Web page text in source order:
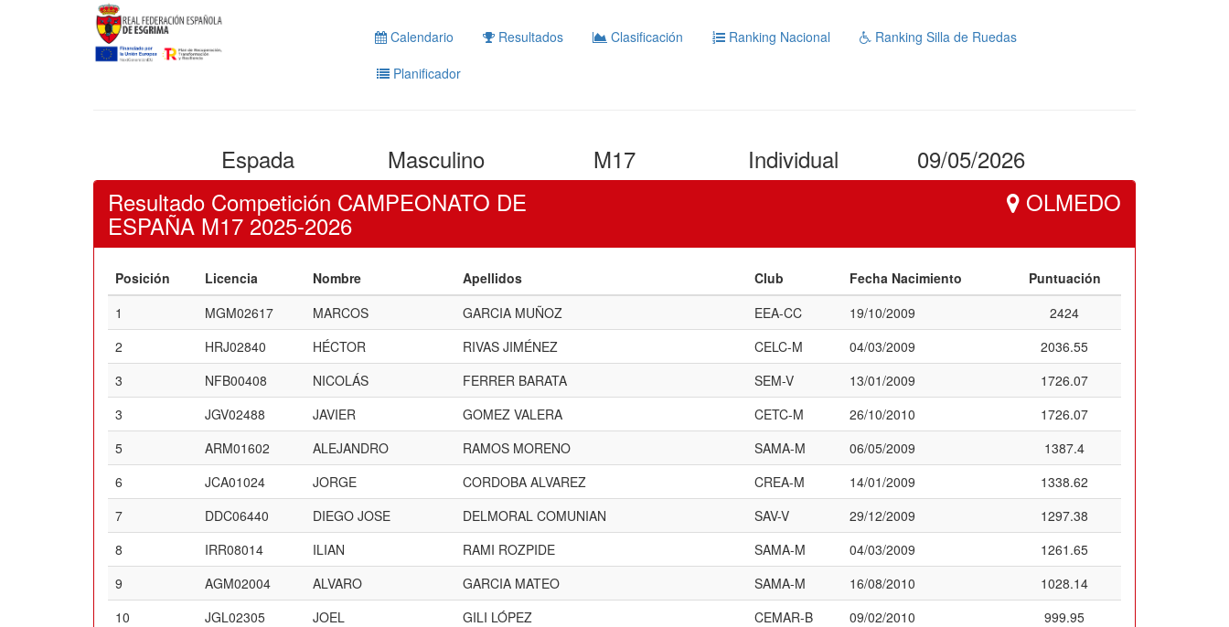
Calendario Resultados Clasificación Ranking Nacional
Ranking Silla de Ruedas
Planificador
Espada Masculino M17 Individual
09/05/2026
Resultado Competición CAMPEONATO DE
ESPAÑA M17 2025-2026
OLMEDO
Posición Licencia Nombre Apellidos Club Fecha Nacimiento
Puntuación
1
MGM02617 MARCOS GARCIA MUÑOZ EEA-CC 19/10/2009
2424
2
HRJ02840 HÉCTOR RIVAS JIMÉNEZ CELC-M 04/03/2009
2036.55
3
NFB00408 NICOLÁS FERRER BARATA SEM-V 13/01/2009
1726.07
3
JGV02488 JAVIER GOMEZ VALERA CETC-M 26/10/2010
1726.07
5
ARM01602 ALEJANDRO RAMOS MORENO SAMA-M 06/05/2009
1387.4
6
JCA01024 JORGE CORDOBA ALVAREZ CREA-M 14/01/2009
1338.62
7
DDC06440 DIEGO JOSE DELMORAL COMUNIAN SAV-V 29/12/2009
1297.38
8
IRR08014 ILIAN RAMI ROZPIDE SAMA-M 04/03/2009
1261.65
9
AGM02004 ALVARO GARCIA MATEO SAMA-M 16/08/2010
1028.14
10
JGL02305 JOEL GILI LÓPEZ CEMAR-B 09/02/2010
999.95